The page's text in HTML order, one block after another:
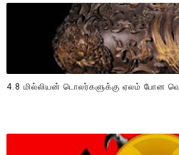
4.8 மில்லியன் டொலர்களுக்கு ஏலம் போன